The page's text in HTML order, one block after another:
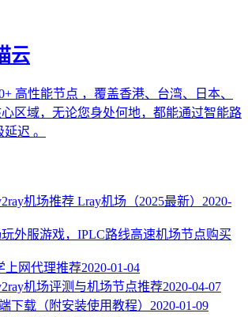
云
高性能节点 ，覆盖香港、台湾、日本、
区域，无论您身处何地，都能通过智能路
迟 。
机场推荐 Lray机场（2025最新） 2020-
外服游戏，IPLC路线高速机场节点购买
上网代理推荐2020-01-04
机场评测与机场节点推荐2020-04-07
下载（附安装使用教程） 2020-01-09